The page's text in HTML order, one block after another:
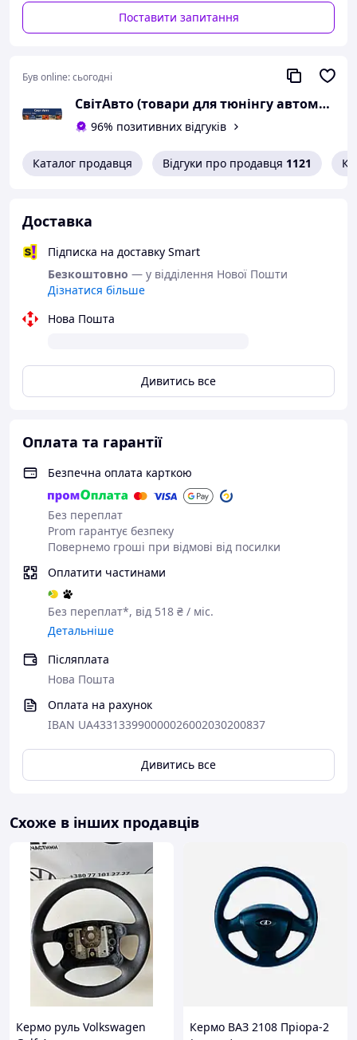
Поставити запитання
Був online:сьогодні
СвітАвто (товари для тюнінгу автомобілів ВАЗ)
96% позитивних відгуків
Каталог продавця Відгуки про продавця 1121
Доставка
Підписка на доставку Smart
Безкоштовно — у відділення Нової Пошти
Дізнатися більше
Нова Пошта
Дивитись все
Оплата та гарантії
Безпечна оплата карткою
Без переплат
Prom гарантує безпеку
Повернемо гроші при відмові від посилки
Оплатити частинами
Без переплат*, від 518 ₴ / міс.
Детальніше
Післяплата
Нова Пошта
Оплата на рахунок
IBAN UA433133990000026002030200837
Дивитись все
Схоже в інших продавців
Кермо руль Volkswagen
Кермо ВАЗ 2108 Пріора-2